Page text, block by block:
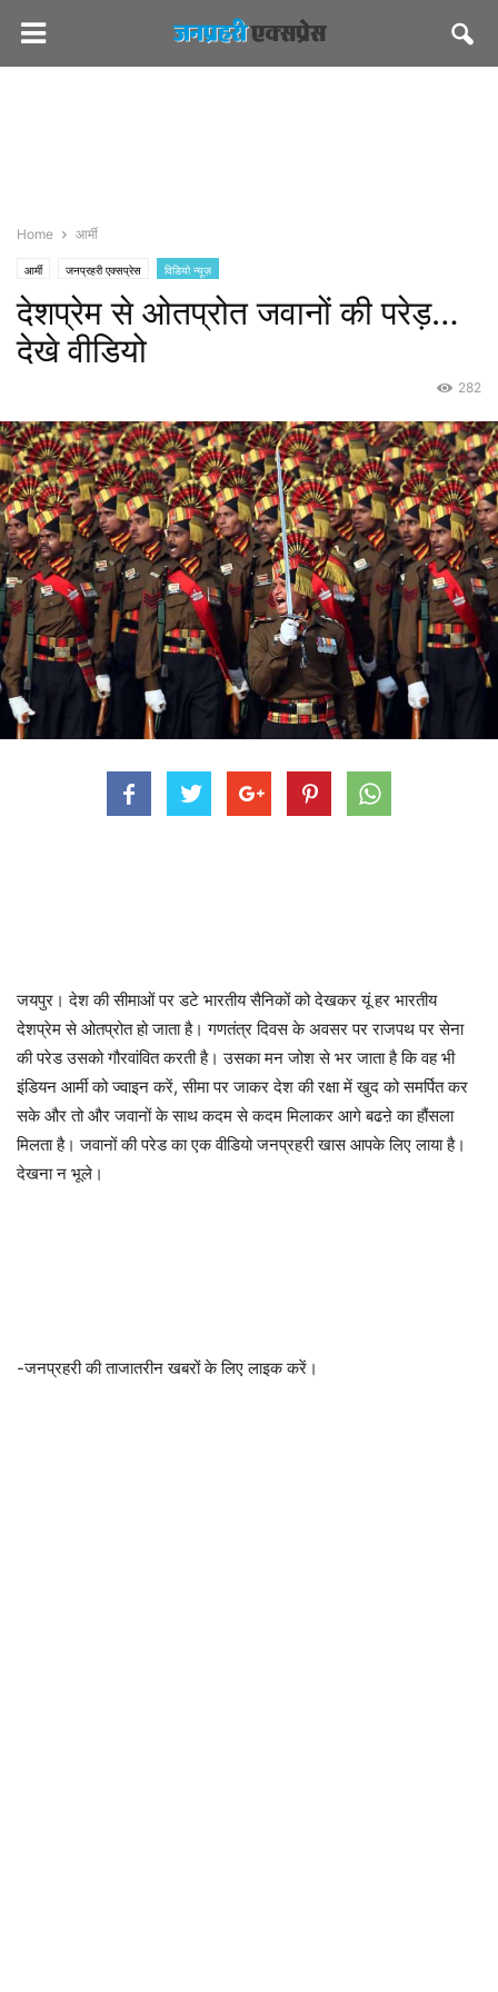
Home आर्मी
आर्मी जनप्रहरी एक्सप्रेस विडियो न्यूज़
देशप्रेम से ओतप्रोत जवानों की परेड़…
देखे वीडियो
282
जयपुर। देश की सीमाओं पर डटे भारतीय सैनिकों को देखकर यूं हर भारतीय
देशप्रेम से ओतप्रोत हो जाता है। गणतंत्र दिवस के अवसर पर राजपथ पर सेना
की परेड उसको गौरवांवित करती है। उसका मन जोश से भर जाता है कि वह भी
इंडियन आर्मी को ज्वाइन करें, सीमा पर जाकर देश की रक्षा में खुद को समर्पित कर
सके और तो और जवानों के साथ कदम से कदम मिलाकर आगे बढऩे का हौंसला
मिलता है। जवानों की परेड का एक वीडियो जनप्रहरी खास आपके लिए लाया है।
देखना न भूले।
-जनप्रहरी की ताजातरीन खबरों के लिए लाइक करें।